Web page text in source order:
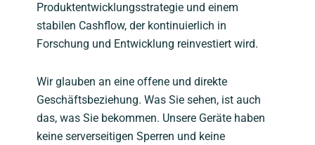
Produktentwicklungsstrategie und einem
stabilen Cashflow, der kontinuierlich in
Forschung und Entwicklung reinvestiert wird.
Wir glauben an eine offene und direkte
Geschäftsbeziehung. Was Sie sehen, ist auch
das, was Sie bekommen. Unsere Geräte haben
keine serverseitigen Sperren und keine